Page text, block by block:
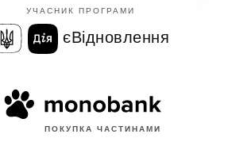
УЧАСНИК ПРОГРАМИ
єВідновлення
ПОКУПКА ЧАСТИНАМИ